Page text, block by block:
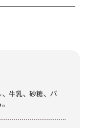
牛乳、砂糖、バ